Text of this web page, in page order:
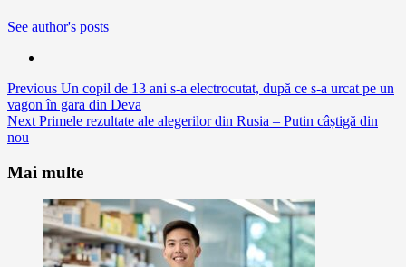
See author's posts
Continue
Reading
Previous Un copil de 13 ani s-a electrocutat, după ce s-a urcat pe un
vagon în gara din Deva
Next Primele rezultate ale alegerilor din Rusia – Putin câștigă din
nou
Mai multe